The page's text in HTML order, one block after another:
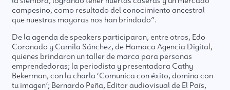
campesino, como resultado del conocimiento ancestral
que nuestras mayoras nos han brindado”.
De la agenda de speakers participaron, entre otros, Edo
Coronado y Camila Sánchez, de Hamaca Agencia Digital,
quienes brindaron un taller de marca para personas
emprendedoras; la periodista y presentadora Cathy
Bekerman, con la charla ‘Comunica con éxito, domina con
tu imagen’; Bernardo Peña, Editor audiovisual de El País,